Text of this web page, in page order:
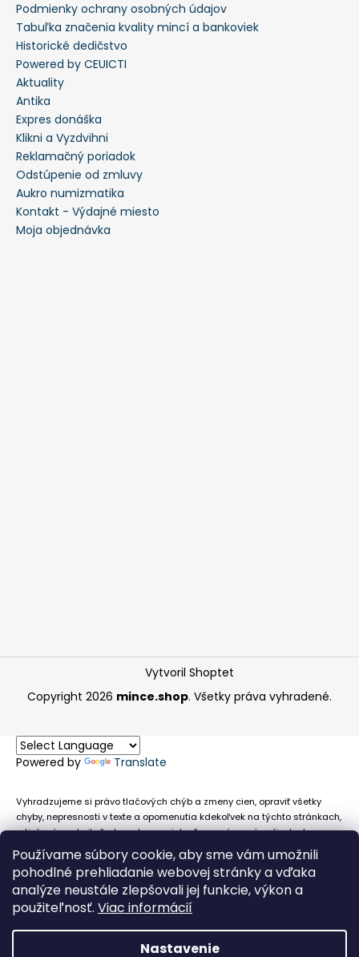
Používame súbory cookie, aby sme vám umožnili
pohodlné prehliadanie webovej stránky a vďaka
analýze neustále zlepšovali jej funkcie, výkon a
použiteľnosť. Viac informácií
Nastavenie
Podmienky ochrany osobných údajov
Tabuľka značenia kvality mincí a bankoviek
Historické dedičstvo
Powered by CEUICTI
Aktuality
Antika
Expres donáška
Klikni a Vyzdvihni
Reklamačný poriadok
Odstúpenie od zmluvy
Aukro numizmatika
Kontakt - Výdajné miesto
Moja objednávka
Vytvoril Shoptet
Copyright 2026 mince.shop. Všetky práva vyhradené.
Powered by Translate
Vyhradzujeme si právo tlačových chýb a zmeny cien, opraviť všetky
chyby, nepresnosti v texte a opomenutia kdekoľvek na týchto stránkach,
a tiež právo akejkoľvek osobe zamietnuť neoprávnenú požiadavku na
chybne uvedený text. Na stránkach sa môžu vyskytnúť technické
nepresnosti a typografické chyby alebo opomenutia v súvislosti s
informáciami zobrazenými na týchto stránkach, nevyplýva nám žiadna
povinnosť ani zodpovednosť v prípade, že sa spoliehajú na nepresné
informácie poskytované na týchto stránkach.